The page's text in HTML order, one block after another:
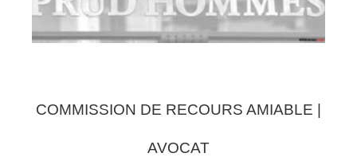
COMMISSION DE RECOURS AMIABLE |
AVOCAT